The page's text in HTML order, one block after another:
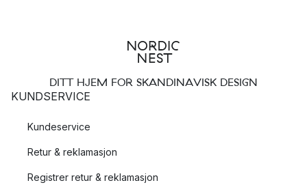
DITT HJEM FOR SKANDINAVISK DESIGN
KUNDSERVICE
Kundeservice
Retur & reklamasjon
Registrer retur & reklamasjon